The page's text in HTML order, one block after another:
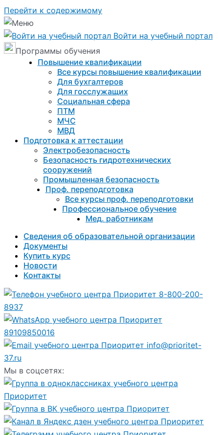
Перейти к содержимому
Войти на учебный портал
Программы обучения
Повышение квалификации
Все курсы повышение квалификации
Для бухгалтеров
Для госслужащих
Социальная сфера
ПТМ
МЧС
МВД
Подготовка к aттестации
Электробезопасность
Безопасность гидротехнических
сооружений
Промышленная безопасность
Проф. переподготовка
Все курсы проф. переподготовки
Профессиональное обучение
Мед. работникам
Сведения об образовательной организации
Документы
Купить курс
Новости
Контакты
8-800-200-
8937
89109850016
info@prioritet-
37.ru
Мы в соцсетях: